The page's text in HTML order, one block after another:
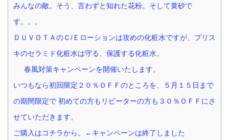
みんなの敵。そう、言わずと知れた花粉。そして黄砂で
す。。。
ＤＵＶＯＴＡのＣ/Ｅローションは攻めの化粧水ですが、プリス
キのセラミド化粧水は守る、保護する化粧水。
春風対策キャンペーンを開催いたします。
いつもなら初回限定２０％ＯＦＦのところを、５月１５日まで
の期間限定で 初めての方もリピーターの方も３０％ＯＦＦにさ
せていただきます。
ご購入はコチラから。←キャンペーンは終了しました